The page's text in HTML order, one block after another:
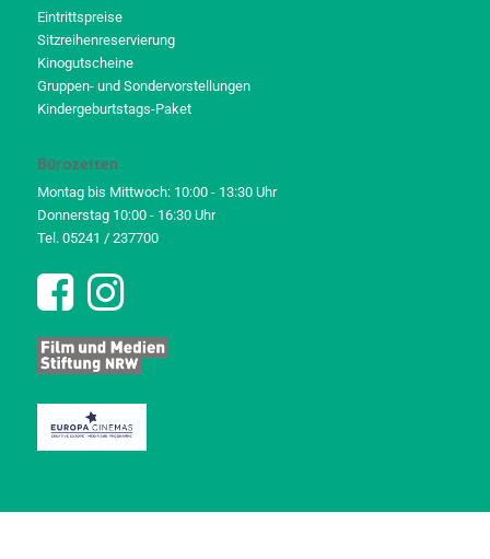
Eintrittspreise
Sitzreihenreservierung
Kinogutscheine
Gruppen- und Sondervorstellungen
Kindergeburtstags-Paket
Bürozeiten
Montag bis Mittwoch: 10:00 - 13:30 Uhr
Donnerstag 10:00 - 16:30 Uhr
Tel. 05241 / 237700